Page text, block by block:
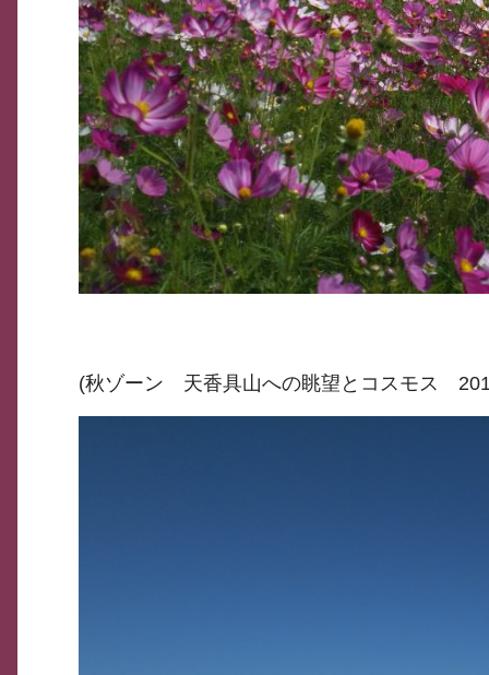
(秋ゾーン 天香具山への眺望とコスモス